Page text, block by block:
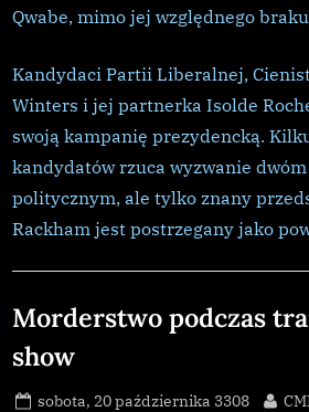
Qwabe, mimo jej względnego
Kandydaci Partii Liberalnej,
Winters i jej partnerka Isolde
swoją kampanię prezydencką.
kandydatów rzuca wyzwanie
politycznym, ale tylko znany
Rackham jest postrzegany jako
,
news
,
Morderstwo podczas
show
Posted
sobota, 20 października 3308 By